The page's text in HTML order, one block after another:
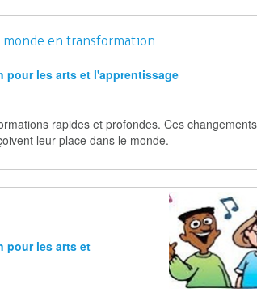
monde en transformation
pour les arts et l'apprentissage
rapides et profondes. Ces
leur place dans le monde.
pour les arts et